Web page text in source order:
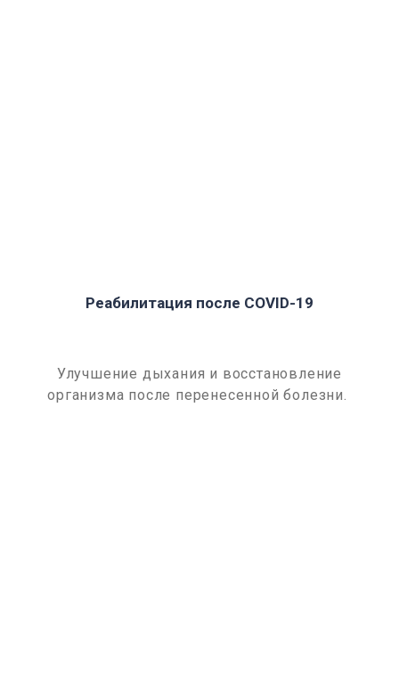
Реабилитация после COVID-19
Улучшение дыхания и восстановление
организма после перенесенной болезни.